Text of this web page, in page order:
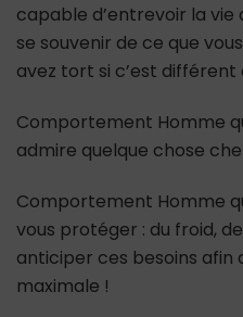
capable d’entrevoir la
se souvenir de ce que
avez tort si c’est
Comportement Homme
admire quelque chose
Comportement Homme
vous protéger : du froid,
anticiper ces besoins
maximale !